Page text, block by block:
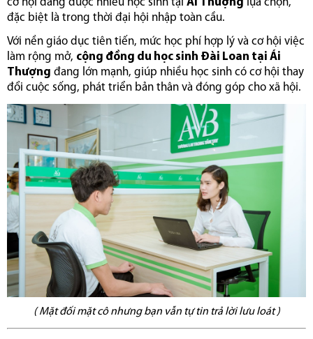
cơ hội đang được nhiều học sinh tại Ái Thượng lựa chọn,
đặc biệt là trong thời đại hội nhập toàn cầu.
Với nền giáo dục tiên tiến, mức học phí hợp lý và cơ hội việc
làm rộng mở, cộng đồng du học sinh Đài Loan tại Ái
Thượng đang lớn mạnh, giúp nhiều học sinh có cơ hội thay
đổi cuộc sống, phát triển bản thân và đóng góp cho xã hội.
( Mặt đối mặt cô nhưng bạn vẫn tự tin trả lời lưu loát )